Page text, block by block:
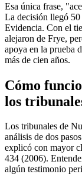
Esa única frase,
La decisión llegó 50
Evidencia. Con el
alejaron de Frye,
apoya en la prueba
más de cien años.
Cómo
los
Los tribunales de
análisis de dos
explicó con mayor
434 (2006).
algún testimonio